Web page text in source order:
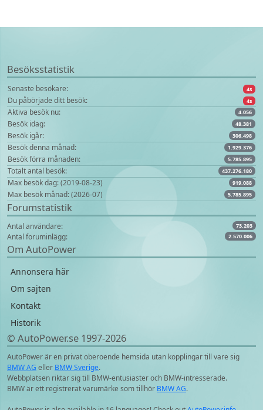
Besöksstatistik
Senaste besökare: 4s
Du påbörjade ditt besök: 4s
Aktiva besök nu: 4.056
Besök idag: 48.381
Besök igår: 306.498
Besök denna månad: 1.929.376
Besök förra månaden: 5.785.895
Totalt antal besök: 437.276.180
Max besök dag: (2019-08-23) 919.088
Max besök månad: (2026-07) 5.785.895
Forumstatistik
Antal användare: 73.203
Antal foruminlägg: 2.570.006
Om AutoPower
Annonsera här
Om sajten
Kontakt
Historik
© AutoPower.se 1997‑2026
AutoPower är en privat oberoende hemsida utan kopplingar till vare sig
BMW AG eller BMW Sverige.
Webbplatsen riktar sig till BMW-entusiaster och BMW-intresserade.
BMW är ett registrerat varumärke som tillhör BMW AG.